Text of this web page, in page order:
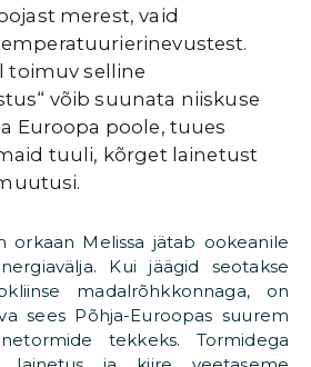
merest, vaid
toimuv selline
võib suunata niiskuse
Euroopa poole, tuues
tuuli, kõrget lainetust
orkaan Melissa jätab ookeanile
Kui jäägid seotakse
madalrõhkkonnaga, on
sees Põhja-Euroopas suurem
tekkeks. Tormidega